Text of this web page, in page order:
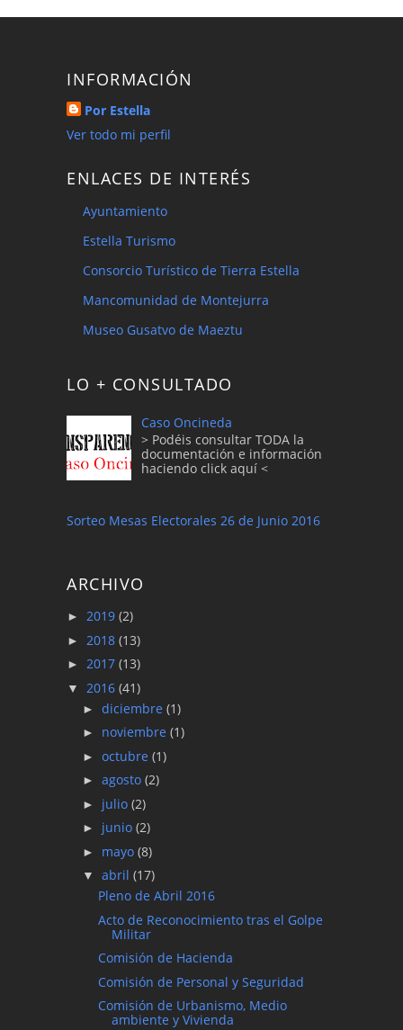
INFORMACIÓN
Por Estella
Ver todo mi perfil
ENLACES DE INTERÉS
Ayuntamiento
Estella Turismo
Consorcio Turístico de Tierra Estella
Mancomunidad de Montejurra
Museo Gusatvo de Maeztu
LO + CONSULTADO
Caso Oncineda
> Podéis consultar TODA la
documentación e información
haciendo click aquí <
Sorteo Mesas Electorales 26 de Junio 2016
ARCHIVO
► 2019 (2)
► 2018 (13)
► 2017 (13)
▼ 2016 (41)
► diciembre (1)
► noviembre (1)
► octubre (1)
► agosto (2)
► julio (2)
► junio (2)
► mayo (8)
▼ abril (17)
Pleno de Abril 2016
Acto de Reconocimiento tras el Golpe
Militar
Comisión de Hacienda
Comisión de Personal y Seguridad
Comisión de Urbanismo, Medio
ambiente y Vivienda